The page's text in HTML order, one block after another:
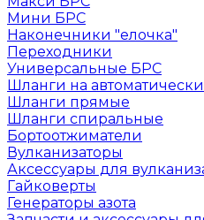
Мини БРС
Наконечники "елочка"
Переходники
Универсальные БРС
Шланги на
Шланги прямые
Шланги спиральные
Бортоотжиматели
Вулканизаторы
Аксессуары для
Гайковерты
Генераторы азота